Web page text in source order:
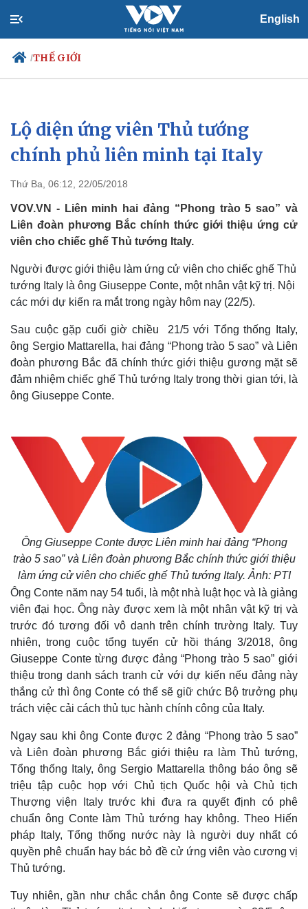
English
/THẾ GIỚI
Chính trị
Đảng
Tổ chức nhân sự
Nhận diện sự thật
Xã hội
Tin 24h
Dự báo thời tiết
Việc làm
Biển đảo
Lộ diện ứng viên Thủ tướng
chính phủ liên minh tại Italy
Thứ Ba, 06:12, 22/05/2018
VOV.VN - Liên minh hai đảng “Phong trào 5 sao” và
Liên đoàn phương Bắc chính thức giới thiệu ứng cử
viên cho chiếc ghế Thủ tướng Italy.
Người được giới thiệu làm ứng cử viên cho chiếc ghế Thủ
tướng Italy là ông Giuseppe Conte, một nhân vật kỹ trị. Nội
các mới dự kiến ra mắt trong ngày hôm nay (22/5).
Sau cuộc gặp cuối giờ chiều 21/5 với Tổng thống Italy,
ông Sergio Mattarella, hai đảng “Phong trào 5 sao” và Liên
đoàn phương Bắc đã chính thức giới thiệu gương mặt sẽ
đảm nhiệm chiếc ghế Thủ tướng Italy trong thời gian tới, là
ông Giuseppe Conte.
Ông Giuseppe Conte được Liên minh hai đảng “Phong
trào 5 sao” và Liên đoàn phương Bắc chính thức giới thiệu
làm ứng cử viên cho chiếc ghế Thủ tướng Italy. Ảnh: PTI
Ông Conte năm nay 54 tuổi, là một nhà luật học và là giảng
viên đại học. Ông này được xem là một nhân vật kỹ trị và
trước đó tương đối vô danh trên chính trường Italy. Tuy
nhiên, trong cuộc tổng tuyển cử hồi tháng 3/2018, ông
Giuseppe Conte từng được đảng “Phong trào 5 sao” giới
thiệu trong danh sách tranh cử với dự kiến nếu đảng này
thắng cử thì ông Conte có thể sẽ giữ chức Bộ trưởng phụ
trách việc cải cách thủ tục hành chính công của Italy.
Ngay sau khi ông Conte được 2 đảng “Phong trào 5 sao”
và Liên đoàn phương Bắc giới thiệu ra làm Thủ tướng,
Tổng thống Italy, ông Sergio Mattarella thông báo ông sẽ
triệu tập cuộc họp với Chủ tịch Quốc hội và Chủ tịch
Thượng viện Italy trước khi đưa ra quyết định có phê
chuẩn ông Conte làm Thủ tướng hay không. Theo Hiến
pháp Italy, Tổng thống nước này là người duy nhất có
quyền phê chuẩn hay bác bỏ đề cử ứng viên vào cương vị
Thủ tướng.
Tuy nhiên, gần như chắc chắn ông Conte sẽ được chấp